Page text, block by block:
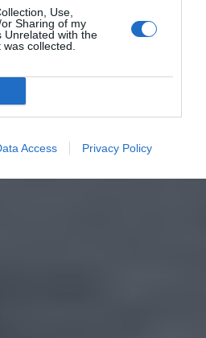
Use,
Sharing of my
Unrelated with the
collected.
Access Privacy Policy